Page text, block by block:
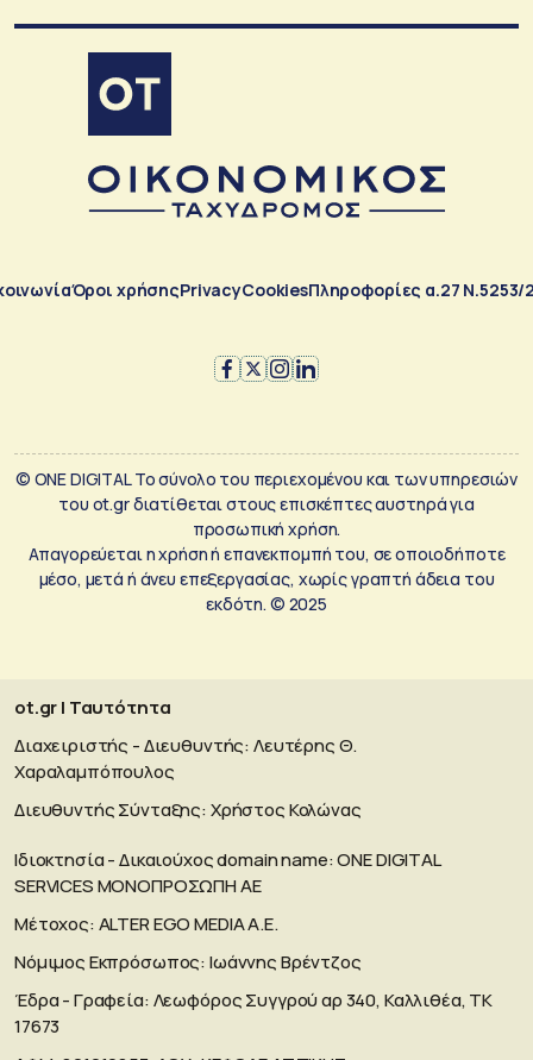
Όροι χρήσηςPrivacyCookiesΠληροφορίες α.27 Ν.5253/
© ONE DIGITAL Το σύνολο του περιεχομένου και των υπηρεσιών
του ot.gr διατίθεται στους επισκέπτες αυστηρά για
προσωπική χρήση.
Απαγορεύεται η χρήση ή επανεκπομπή του, σε οποιοδήποτε
μέσο, μετά ή άνευ επεξεργασίας, χωρίς γραπτή άδεια του
εκδότη. © 2025
ot.gr | Ταυτότητα
Διαχειριστής - Διευθυντής: Λευτέρης Θ.
Χαραλαμπόπουλος
Διευθυντής Σύνταξης: Χρήστος Κολώνας
Ιδιοκτησία - Δικαιούχος domain name: ΟΝΕ DIGITAL
SERVICES MONOΠΡΟΣΩΠΗ ΑΕ
Μέτοχος: ALTER EGO MEDIA A.E.
Νόμιμος Εκπρόσωπος: Ιωάννης Βρέντζος
Έδρα - Γραφεία: Λεωφόρος Συγγρού αρ 340, Καλλιθέα, ΤΚ
17673